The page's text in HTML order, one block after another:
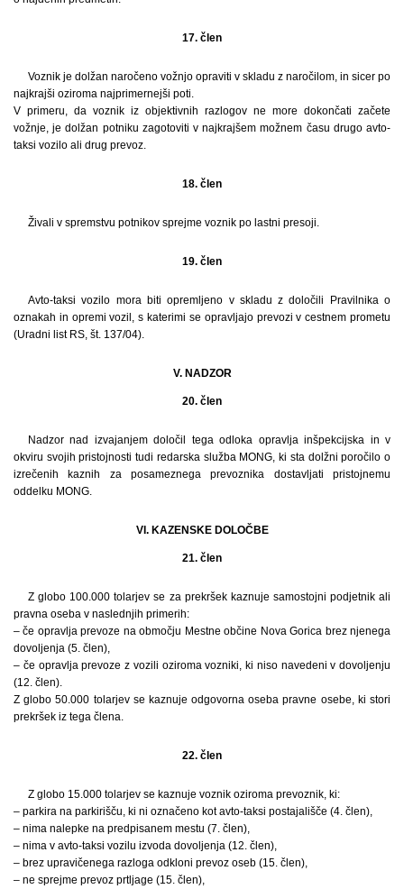
17. člen
Voznik je dolžan naročeno vožnjo opraviti v skladu z naročilom, in sicer po
najkrajši oziroma najprimernejši poti.
V primeru, da voznik iz objektivnih razlogov ne more dokončati začete
vožnje, je dolžan potniku zagotoviti v najkrajšem možnem času drugo avto-
taksi vozilo ali drug prevoz.
18. člen
Živali v spremstvu potnikov sprejme voznik po lastni presoji.
19. člen
Avto-taksi vozilo mora biti opremljeno v skladu z določili Pravilnika o
oznakah in opremi vozil, s katerimi se opravljajo prevozi v cestnem prometu
(Uradni list RS, št. 137/04).
V. NADZOR
20. člen
Nadzor nad izvajanjem določil tega odloka opravlja inšpekcijska in v
okviru svojih pristojnosti tudi redarska služba MONG, ki sta dolžni poročilo o
izrečenih kaznih za posameznega prevoznika dostavljati pristojnemu
oddelku MONG.
VI. KAZENSKE DOLOČBE
21. člen
Z globo 100.000 tolarjev se za prekršek kaznuje samostojni podjetnik ali
pravna oseba v naslednjih primerih:
– če opravlja prevoze na območju Mestne občine Nova Gorica brez njenega
dovoljenja (5. člen),
– če opravlja prevoze z vozili oziroma vozniki, ki niso navedeni v dovoljenju
(12. člen).
Z globo 50.000 tolarjev se kaznuje odgovorna oseba pravne osebe, ki stori
prekršek iz tega člena.
22. člen
Z globo 15.000 tolarjev se kaznuje voznik oziroma prevoznik, ki:
– parkira na parkirišču, ki ni označeno kot avto-taksi postajališče (4. člen),
– nima nalepke na predpisanem mestu (7. člen),
– nima v avto-taksi vozilu izvoda dovoljenja (12. člen),
– brez upravičenega razloga odkloni prevoz oseb (15. člen),
– ne sprejme prevoz prtljage (15. člen),